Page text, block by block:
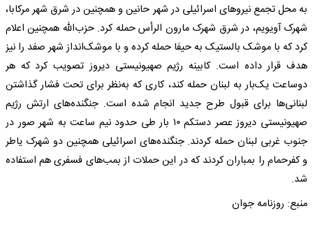
به محل تجمع نیرو‌های اسرائیلی در شهر حانین و همچنین در شرق شهر مرکابا،
شهرک آویویم، در شرق شهرک مارون الرأس حمله کرد. حزب‌الله همچنین اعلام
کرد که با موشک بالستیک به حیفا حمله کرده و با موشک‌انداز شهر صفد را نیز
هدف قرار داده است. کابینه رژیم صهیونیستی دیروز تصویب کرد که هر
دوساعت یک‌بار به لبنان حمله کند، کاری که به‌نظر برای تحت فشار گذاشتن
لبنانی‌ها برای قبول طرح جدید انجام شده است. جنگنده‌های ارتش رژیم
صهیونیستی دیروز عصر دستکم ۱۰ بار طی حدود نیم ساعت به شهر صور در
جنوب غربی لبنان حمله کردند. جنگنده‌های اسرائیلی همچنین دو شهرک یاطر
و کفرحمام را بمباران کردند که در این حملات از بمب‌های فسفری هم استفاده
شد.
منبع: روزنامه جوان